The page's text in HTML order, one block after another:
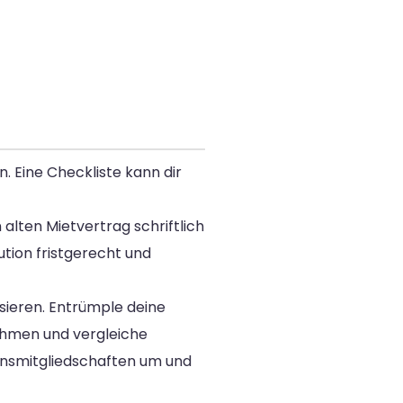
Eine Checkliste kann dir
alten Mietvertrag schriftlich
fristgerecht und
Entrümple deine
und vergleiche
um und